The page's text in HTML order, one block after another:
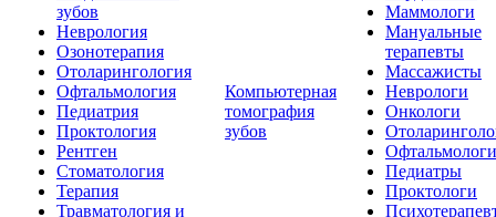
зубов
Неврология
Озонотерапия
Отоларингология
Офтальмология
Педиатрия
Проктология
Рентген
Стоматология
Терапия
Травматология и
Компьютерная
томография
зубов
Маммологи
Мануальные
терапевты
Массажисты
Неврологи
Онкологи
Офтальмологи
Педиатры
Проктологи